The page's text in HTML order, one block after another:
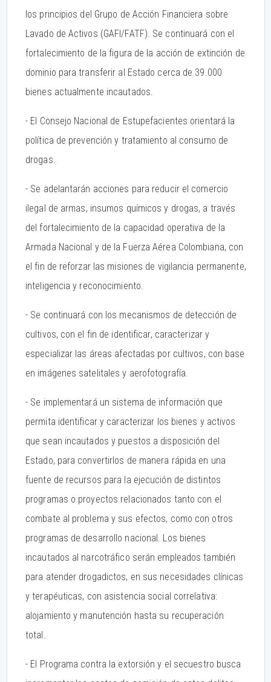
los principios del Grupo de Acción Financiera sobre
Lavado de Activos (GAFI/FATF). Se continuará con el
fortalecimiento de la figura de la acción de extinción de
dominio para transferir al Estado cerca de 39.000
bienes actualmente incautados.
- El Consejo Nacional de Estupefacientes orientará la
política de prevención y tratamiento al consumo de
drogas.
- Se adelantarán acciones para reducir el comercio
ilegal de armas, insumos químicos y drogas, a través
del fortalecimiento de la capacidad operativa de la
Armada Nacional y de la Fuerza Aérea Colombiana, con
el fin de reforzar las misiones de vigilancia permanente,
inteligencia y reconocimiento.
- Se continuará con los mecanismos de detección de
cultivos, con el fin de identificar, caracterizar y
especializar las áreas afectadas por cultivos, con base
en imágenes satelitales y aerofotografía.
- Se implementará un sistema de información que
permita identificar y caracterizar los bienes y activos
que sean incautados y puestos a disposición del
Estado, para convertirlos de manera rápida en una
fuente de recursos para la ejecución de distintos
programas o proyectos relacionados tanto con el
combate al problema y sus efectos, como con otros
programas de desarrollo nacional. Los bienes
incautados al narcotráfico serán empleados también
para atender drogadictos, en sus necesidades clínicas
y terapéuticas, con asistencia social correlativa:
alojamiento y manutención hasta su recuperación
total.
- El Programa contra la extorsión y el secuestro busca